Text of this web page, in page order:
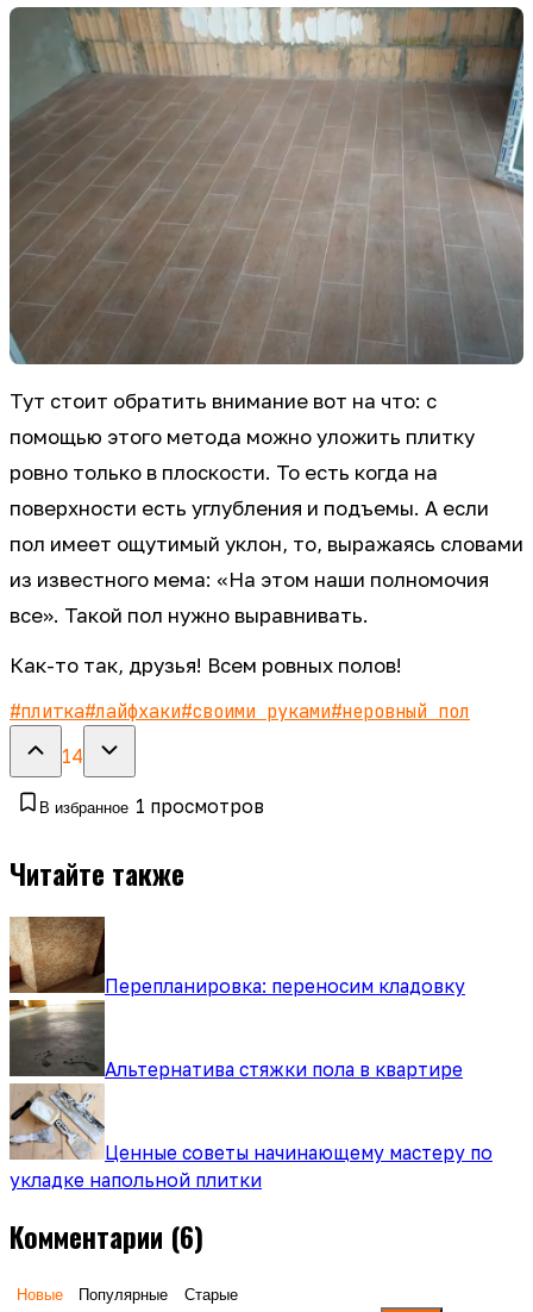
Тут стоит обратить внимание вот на что: с
помощью этого метода можно уложить плитку
ровно только в плоскости. То есть когда на
поверхности есть углубления и подъемы. А если
пол имеет ощутимый уклон, то, выражаясь словами
из известного мема: «На этом наши полномочия
все». Такой пол нужно выравнивать.
Как-то так, друзья! Всем ровных полов!
#плитка#лайфхаки#своими руками#неровный пол
14
В избранное 1 просмотров
Читайте также
Перепланировка: переносим кладовку
Альтернатива стяжки пола в квартире
Ценные советы начинающему мастеру по
укладке напольной плитки
Комментарии (6)
Новые Популярные Старые